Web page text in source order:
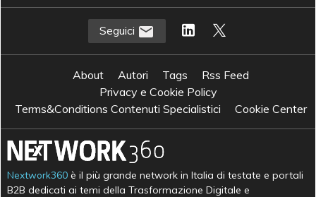
Seguici
About Autori Tags
Rss Feed
Privacy e Cookie Policy
Terms&Conditions Contenuti Specialistici
Cookie Center
Nextwork360 è il più grande network in Italia di testate e portali
B2B dedicati ai temi della Trasformazione Digitale e